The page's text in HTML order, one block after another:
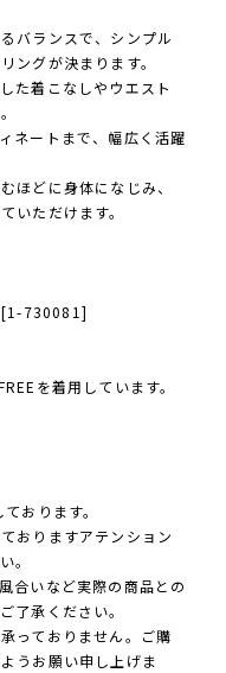
バランスで、シンプル
ングが決まります。
た着こなしやウエスト
ネートまで、幅広く活躍
ほどに身体になじみ、
いただけます。
730081]
を着用しています。
おります。
おりますアテンション
。
合いなど実際の商品との
了承ください。
っておりません。ご購
うお願い申し上げま